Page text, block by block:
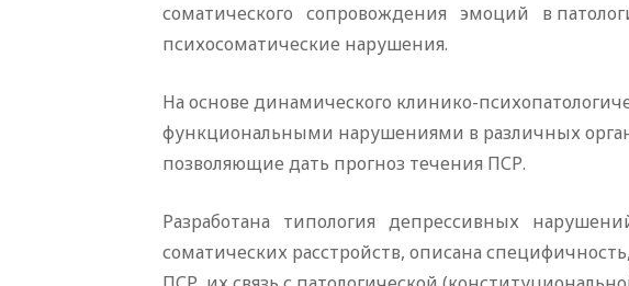
соматического сопровождения эмоций в
психосоматические нарушения.
На основе динамического клинико-
функциональными нарушениями в различных
позволяющие дать прогноз течения ПСР.
Разработана типология депрессивных
соматических расстройств, описана